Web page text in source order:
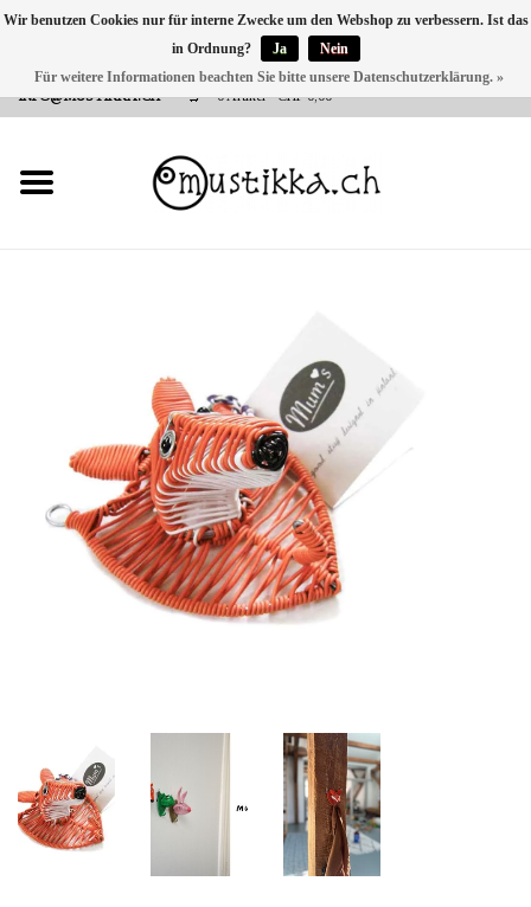
VERSANDKOSTEN 0 CHF INNERHALB CH | INT. VERSAND ÜBER
INFO@MUSTIKKA.CH
0 Artikel - CHF 0,00
NEU BEI UNS
SHOP - A PIECE OF
FINLAND FOR YOU
Wir benutzen Cookies nur für interne Zwecke um den Webshop zu verbessern. Ist das
in Ordnung?
Ja
Nein
Für weitere Informationen beachten Sie bitte unsere Datenschutzerklärung. »